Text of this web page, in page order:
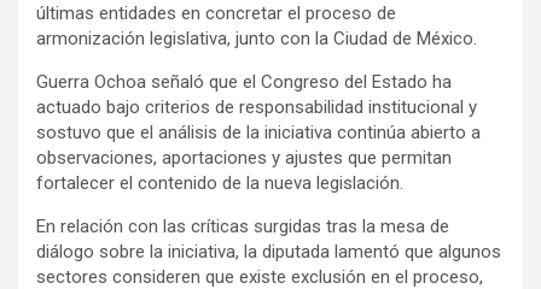
últimas entidades en concretar el proceso de
armonización legislativa, junto con la Ciudad de México.
Guerra Ochoa señaló que el Congreso del Estado ha
actuado bajo criterios de responsabilidad institucional y
sostuvo que el análisis de la iniciativa continúa abierto a
observaciones, aportaciones y ajustes que permitan
fortalecer el contenido de la nueva legislación.
En relación con las críticas surgidas tras la mesa de
diálogo sobre la iniciativa, la diputada lamentó que algunos
sectores consideren que existe exclusión en el proceso,